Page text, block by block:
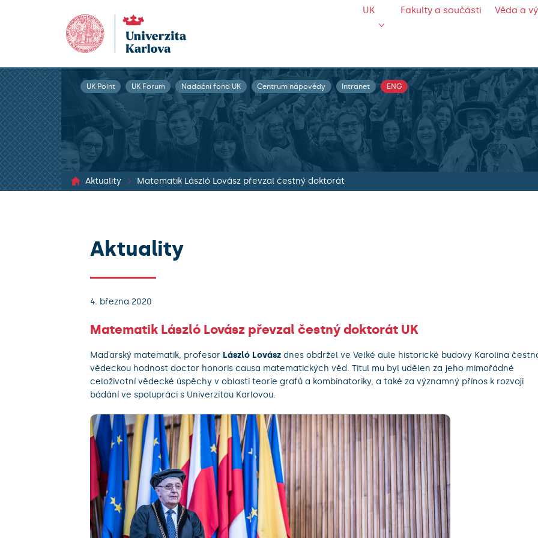
UK Fakulty a součásti Věda a
UK Point UK Forum Nadační fond UK Centrum nápovědy Intranet ENG
Aktuality Matematik László Lovász převzal čestný doktorát
Aktuality
4. března 2020
Matematik László Lovász převzal čestný doktorát UK
Maďarský matematik, profesor László Lovász dnes obdržel ve Velké aule historické budovy Karolina
vědeckou hodnost doctor honoris causa matematických věd. Titul mu byl udělen za jeho mimořádné
celoživotní vědecké úspěchy v oblasti teorie grafů a kombinatoriky, a také za významný přínos k rozvoji
bádání ve spolupráci s Univerzitou Karlovou.